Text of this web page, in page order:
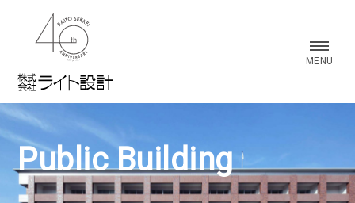
MENU
Public Building